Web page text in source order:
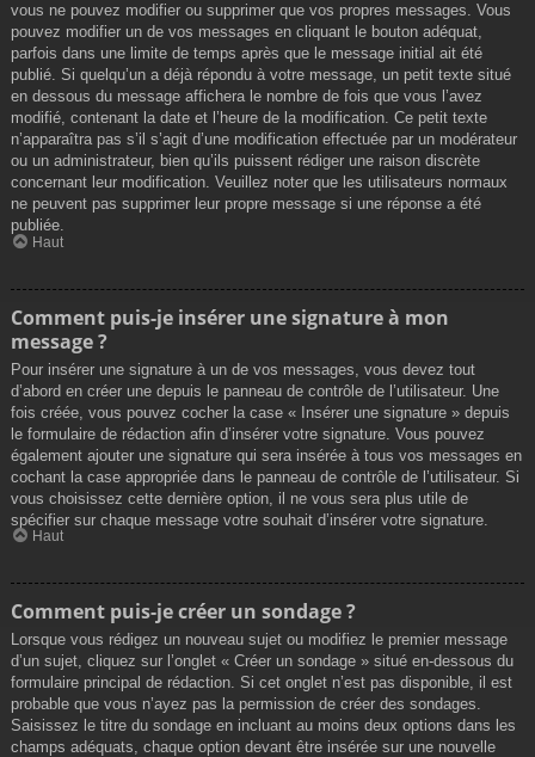
vous ne pouvez modifier ou supprimer que vos propres messages. Vous
pouvez modifier un de vos messages en cliquant le bouton adéquat,
parfois dans une limite de temps après que le message initial ait été
publié. Si quelqu’un a déjà répondu à votre message, un petit texte situé
en dessous du message affichera le nombre de fois que vous l’avez
modifié, contenant la date et l’heure de la modification. Ce petit texte
n’apparaîtra pas s’il s’agit d’une modification effectuée par un modérateur
ou un administrateur, bien qu’ils puissent rédiger une raison discrète
concernant leur modification. Veuillez noter que les utilisateurs normaux
ne peuvent pas supprimer leur propre message si une réponse a été
publiée.
Haut
Comment puis-je insérer une signature à mon
message ?
Pour insérer une signature à un de vos messages, vous devez tout
d’abord en créer une depuis le panneau de contrôle de l’utilisateur. Une
fois créée, vous pouvez cocher la case « Insérer une signature » depuis
le formulaire de rédaction afin d’insérer votre signature. Vous pouvez
également ajouter une signature qui sera insérée à tous vos messages en
cochant la case appropriée dans le panneau de contrôle de l’utilisateur. Si
vous choisissez cette dernière option, il ne vous sera plus utile de
spécifier sur chaque message votre souhait d’insérer votre signature.
Haut
Comment puis-je créer un sondage ?
Lorsque vous rédigez un nouveau sujet ou modifiez le premier message
d’un sujet, cliquez sur l’onglet « Créer un sondage » situé en-dessous du
formulaire principal de rédaction. Si cet onglet n’est pas disponible, il est
probable que vous n’ayez pas la permission de créer des sondages.
Saisissez le titre du sondage en incluant au moins deux options dans les
champs adéquats, chaque option devant être insérée sur une nouvelle